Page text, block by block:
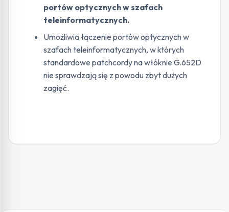
portów optycznych w szafach
teleinformatycznych.
Umożliwia łączenie portów optycznych w
szafach teleinformatycznych, w których
standardowe patchcordy na włóknie G.652D
nie sprawdzają się z powodu zbyt dużych
zagięć.